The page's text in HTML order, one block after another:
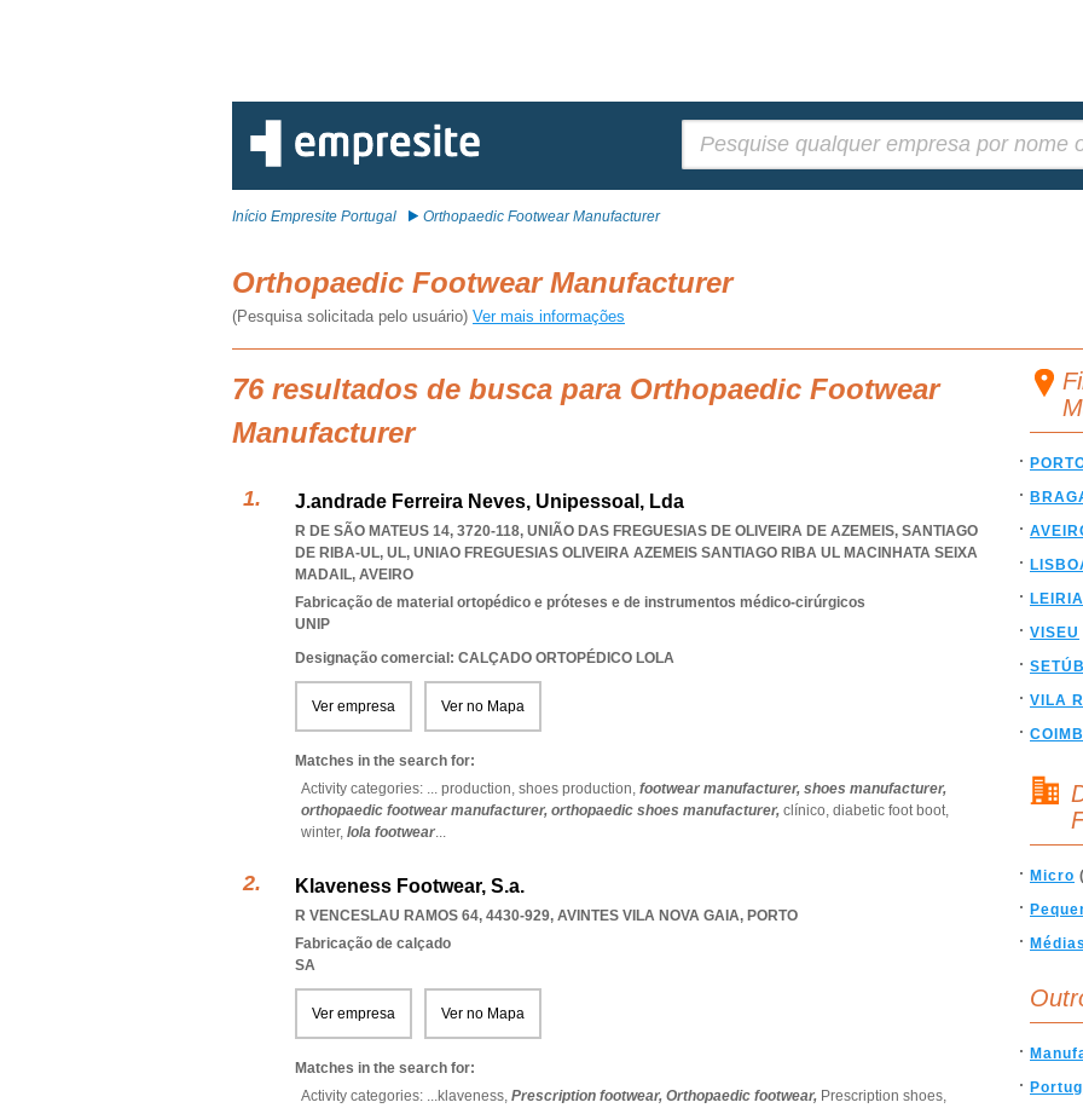
Início Empresite Portugal Orthopaedic Footwear Manufacturer
Orthopaedic Footwear Manufacturer
(Pesquisa solicitada pelo usuário) Ver mais informações
76 resultados de busca para Orthopaedic Footwear
Manufacturer
J.andrade Ferreira Neves, Unipessoal, Lda
R DE SÃO MATEUS 14, 3720-118, UNIÃO DAS FREGUESIAS DE OLIVEIRA DE AZEMEIS, SANTIAGO
DE RIBA-UL, UL, UNIAO FREGUESIAS OLIVEIRA AZEMEIS SANTIAGO RIBA UL MACINHATA SEIXA
MADAIL, AVEIRO
Fabricação de material ortopédico e próteses e de instrumentos médico-cirúrgicos
UNIP
Designação comercial: CALÇADO ORTOPÉDICO LOLA
Ver empresa Ver no Mapa
Matches in the search for:
Activity categories: ... production, shoes production, footwear manufacturer, shoes manufacturer,
orthopaedic footwear manufacturer, orthopaedic shoes manufacturer, clínico, diabetic foot boot,
winter, lola footwear...
Klaveness Footwear, S.a.
R VENCESLAU RAMOS 64, 4430-929, AVINTES VILA NOVA GAIA, PORTO
Fabricação de calçado
SA
Ver empresa Ver no Mapa
Matches in the search for:
Activity categories: ...klaveness, Prescription footwear, Orthopaedic footwear, Prescription shoes,
LEIRIA
VISEU
VILA
Micro
Médias